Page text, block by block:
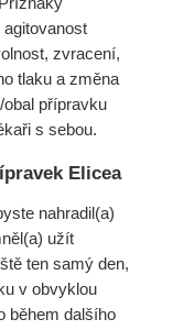
zvracení,
tlaku a změna
přípravku
s sebou.
Elicea
nahradil(a)
užít
ten samý den,
v obvyklou
během dalšího